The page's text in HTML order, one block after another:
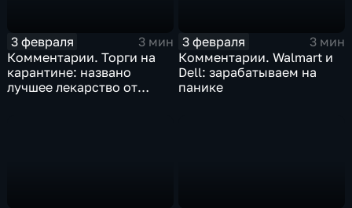
3 февраля
3 мин
Комментарии. Торги на
карантине: названо
лучшее лекарство от
3 февраля
3 мин
Комментарии. Walmart и
Dell: зарабатываем на
панике